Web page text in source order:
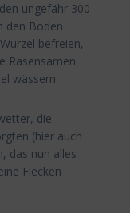
ungefähr 300
den Boden
befreien,
Rasensamen
wässern.
die
(hier auch
das nun alles
Flecken